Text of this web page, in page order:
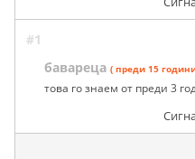
#1
бавареца ( преди 15
това го знаем от преди 3